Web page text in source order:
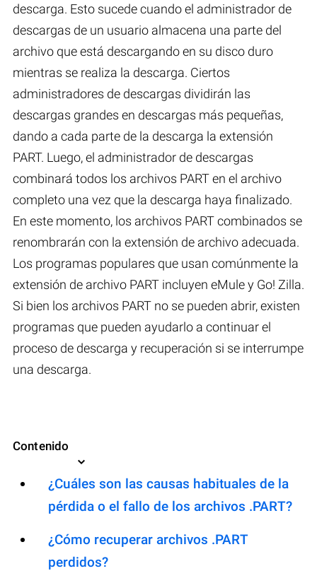
descarga. Esto sucede cuando el administrador de
descargas de un usuario almacena una parte del
archivo que está descargando en su disco duro
mientras se realiza la descarga. Ciertos
administradores de descargas dividirán las
descargas grandes en descargas más pequeñas,
dando a cada parte de la descarga la extensión
PART. Luego, el administrador de descargas
combinará todos los archivos PART en el archivo
completo una vez que la descarga haya finalizado.
En este momento, los archivos PART combinados se
renombrarán con la extensión de archivo adecuada.
Los programas populares que usan comúnmente la
extensión de archivo PART incluyen eMule y Go! Zilla.
Si bien los archivos PART no se pueden abrir, existen
programas que pueden ayudarlo a continuar el
proceso de descarga y recuperación si se interrumpe
una descarga.
Contenido
¿Cuáles son las causas habituales de la
pérdida o el fallo de los archivos .PART?
¿Cómo recuperar archivos .PART
perdidos?